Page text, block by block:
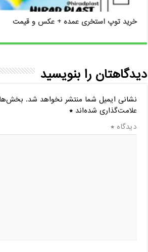
خرید توپ استخری عمده + عکس و قیمت
دیدگاهتان را بنویسید
نشانی ایمیل شما منتشر نخواهد شد.
علامت‌گذاری شده‌اند*
دیدگاه*